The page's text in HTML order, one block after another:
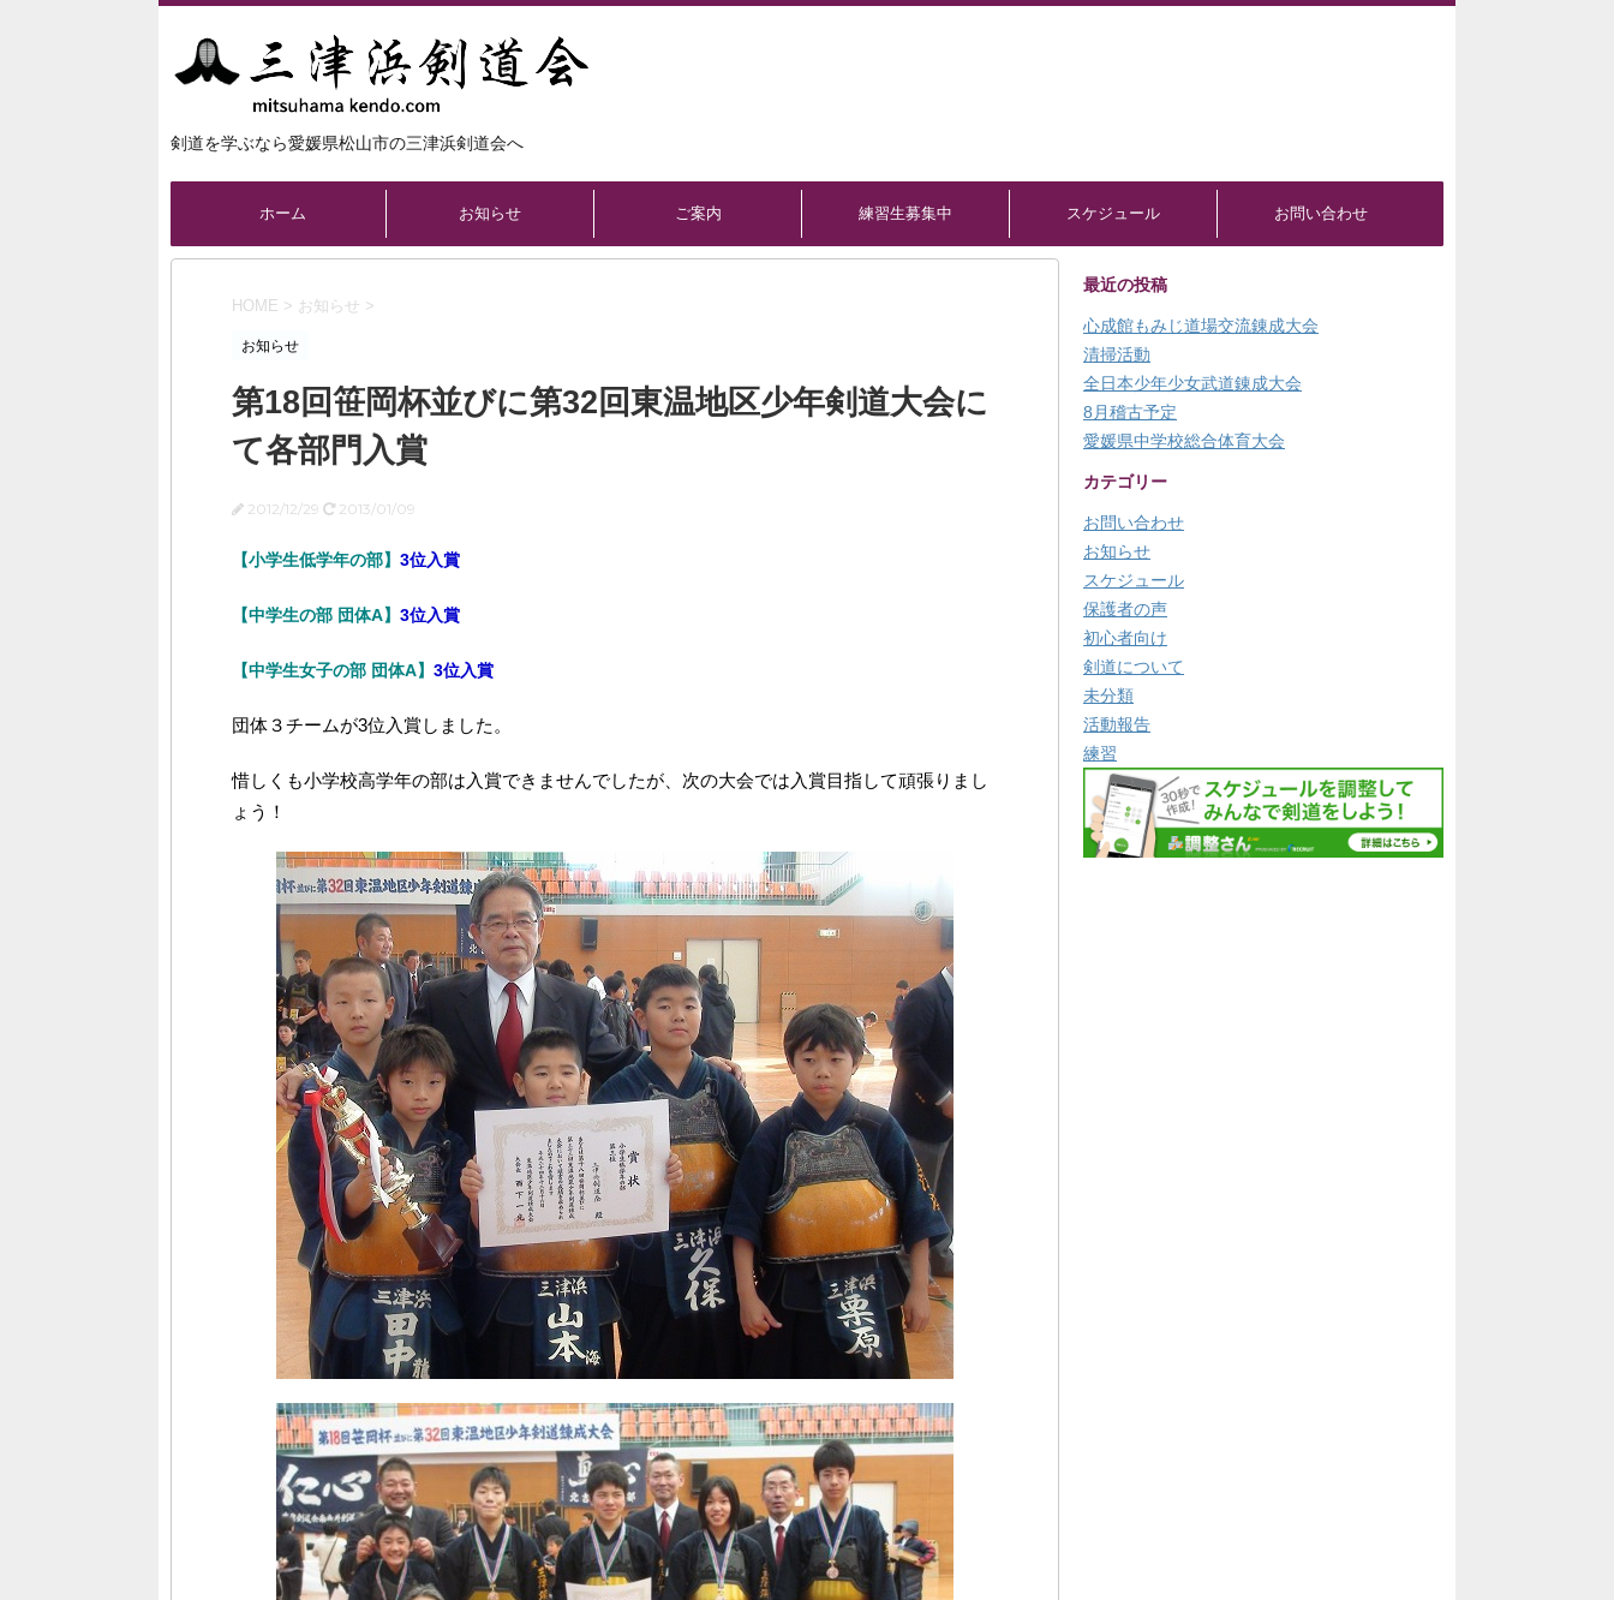
剣道を学ぶなら愛媛県松山市の三津浜剣道会へ
ホーム お知らせ ご案内 練習生募集中 スケジュール お問い合わせ
HOME > お知らせ >
お知らせ
第18回笹岡杯並びに第32回東温地区少年剣道大会に
て各部門入賞
2012/12/29 2013/01/09
【小学生低学年の部】 3位入賞
【中学生の部 団体A】 3位入賞
【中学生女子の部 団体A】 3位入賞
団体３チームが3位入賞しました。
惜しくも小学校高学年の部は入賞できませんでしたが、次の大会では入賞目指して頑張りまし
ょう！
最近の投稿
心成館もみじ道場交流錬成大会
清掃活動
全日本少年少女武道錬成大会
8月稽古予定
愛媛県中学校総合体育大会
カテゴリー
お問い合わせ
お知らせ
スケジュール
保護者の声
初心者向け
剣道について
未分類
活動報告
練習